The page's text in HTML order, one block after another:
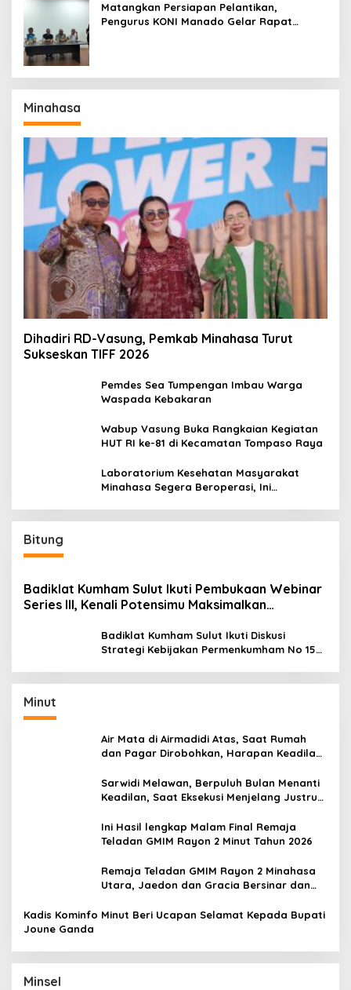
Matangkan Persiapan Pelantikan,
Pengurus KONI Manado Gelar Rapat
Minahasa
Dihadiri RD-Vasung, Pemkab Minahasa Turut
Sukseskan TIFF 2026
Pemdes Sea Tumpengan Imbau Warga
Waspada Kebakaran
Wabup Vasung Buka Rangkaian Kegiatan
HUT RI ke-81 di Kecamatan Tompaso Raya
Laboratorium Kesehatan Masyarakat
Minahasa Segera Beroperasi, Ini
Bitung
Badiklat Kumham Sulut Ikuti Pembukaan Webinar
Series III, Kenali Potensimu Maksimalkan
Badiklat Kumham Sulut Ikuti Diskusi
Strategi Kebijakan Permenkumham No 15
Minut
Air Mata di Airmadidi Atas, Saat Rumah
dan Pagar Dirobohkan, Harapan Keadilan
Sarwidi Melawan, Berpuluh Bulan Menanti
Keadilan, Saat Eksekusi Menjelang Justru
Ini Hasil lengkap Malam Final Remaja
Teladan GMIM Rayon 2 Minut Tahun 2026
Remaja Teladan GMIM Rayon 2 Minahasa
Utara, Jaedon dan Gracia Bersinar dan
Kadis Kominfo Minut Beri Ucapan Selamat Kepada Bupati
Joune Ganda
Minsel